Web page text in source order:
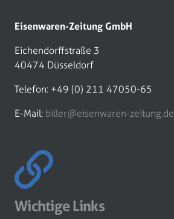
Eisenwaren-Zeitung GmbH
Eichendorffstraße 3
40474 Düsseldorf
Telefon: +49 (0) 211 47050-65
E-Mail: biller@eisenwaren-zeitung.de
Wichtige Links